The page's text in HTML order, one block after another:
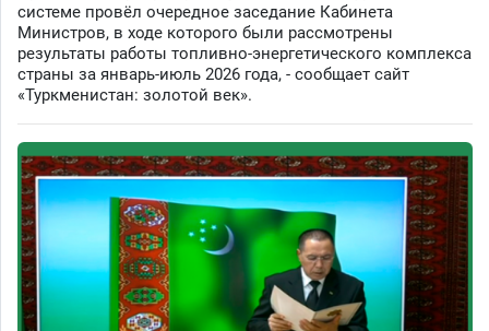
системе провёл очередное заседание Кабинета
Министров, в ходе которого были рассмотрены
результаты работы топливно-энергетического комплекса
страны за январь-июль 2026 года, - сообщает сайт
«Туркменистан: золотой век».